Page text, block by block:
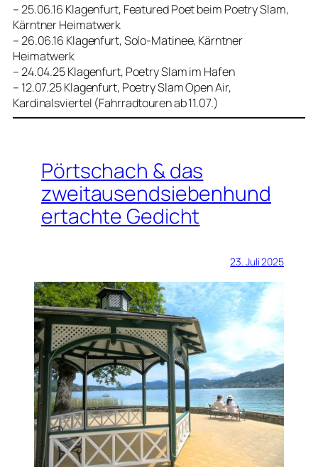
– 25.06.16 Klagenfurt, Featured Poet beim Poetry Slam,
Kärntner Heimatwerk
– 26.06.16 Klagenfurt, Solo-Matinee, Kärntner
Heimatwerk
– 24.04.25 Klagenfurt, Poetry Slam im Hafen
– 12.07.25 Klagenfurt, Poetry Slam Open Air,
Kardinalsviertel (Fahrradtouren ab 11.07.)
Pörtschach & das
zweitausendsiebenhund
ertachte Gedicht
23. Juli 2025